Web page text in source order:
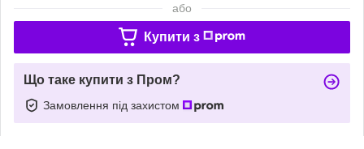
або
Купити з
Що таке купити з Пром?
Замовлення під захистом